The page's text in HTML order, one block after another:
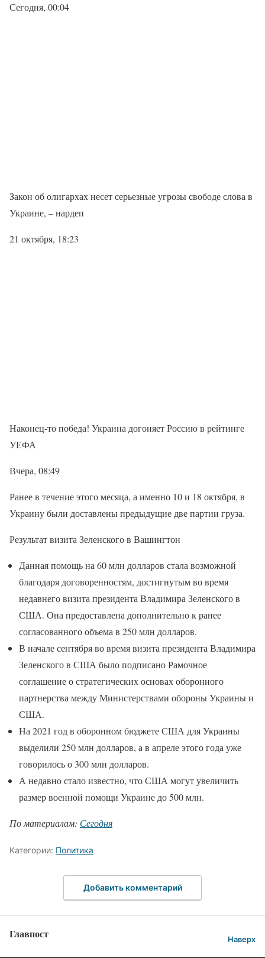
Сегодня, 00:04
Закон об олигархах несет серьезные угрозы свободе слова в
Украине, – нардеп
21 октября, 18:23
Наконец-то победа! Украина догоняет Россию в рейтинге
УЕФА
Вчера, 08:49
Ранее в течение этого месяца, а именно 10 и 18 октября, в
Украину были доставлены предыдущие две партии груза.
Результат визита Зеленского в Вашингтон
Данная помощь на 60 млн долларов стала возможной
благодаря договоренностям, достигнутым во время
недавнего визита президента Владимира Зеленского в
США. Она предоставлена ​​дополнительно к ранее
согласованного объема в 250 млн долларов.
В начале сентября во время визита президента Владимира
Зеленского в США было подписано Рамочное
соглашение о стратегических основах оборонного
партнерства между Министерствами обороны Украины и
США.
На 2021 год в оборонном бюджете США для Украины
выделили 250 млн долларов, а в апреле этого года уже
говорилось о 300 млн долларов.
А недавно стало известно, что США могут увеличить
размер военной помощи Украине до 500 млн.
По материалам: Сегодня
Категории: Политика
Добавить комментарий
Главпост Наверх